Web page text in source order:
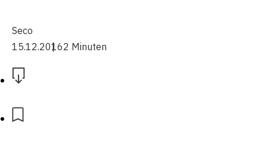
Seco
15.12.20162 Minuten